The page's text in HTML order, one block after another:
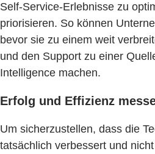
Self-Service-Erlebnisse zu
priorisieren. So können
bevor sie zu einem weit
und den Support zu einer
Intelligence machen.
Erfolg und Effizienz
Um sicherzustellen, dass die
tatsächlich verbessert und